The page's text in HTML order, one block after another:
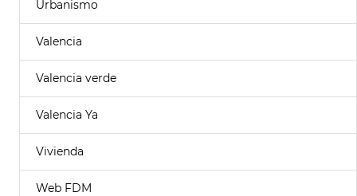
Urbanismo
Valencia
Valencia verde
Valencia Ya
Vivienda
Web FDM